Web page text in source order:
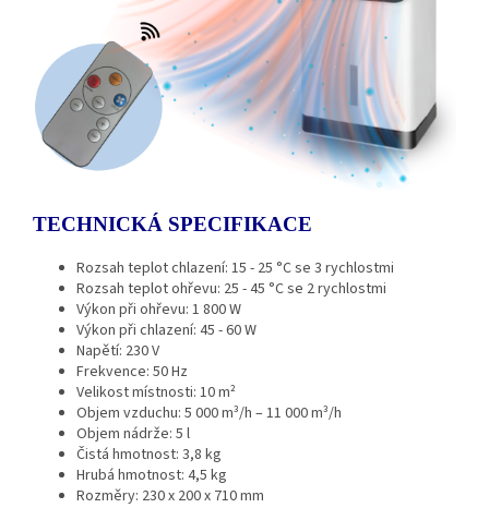
TECHNICKÁ SPECIFIKACE
Rozsah teplot chlazení: 15 - 25 °C se 3 rychlostmi
Rozsah teplot ohřevu: 25 - 45 °C se 2 rychlostmi
Výkon při ohřevu: 1 800 W
Výkon při chlazení: 45 - 60 W
Napětí: 230 V
Frekvence: 50 Hz
Velikost místnosti: 10 m²
Objem vzduchu: 5 000 m³/h – 11 000 m³/h
Objem nádrže: 5 l
Čistá hmotnost: 3,8 kg
Hrubá hmotnost: 4,5 kg
Rozměry: 230 x 200 x 710 mm